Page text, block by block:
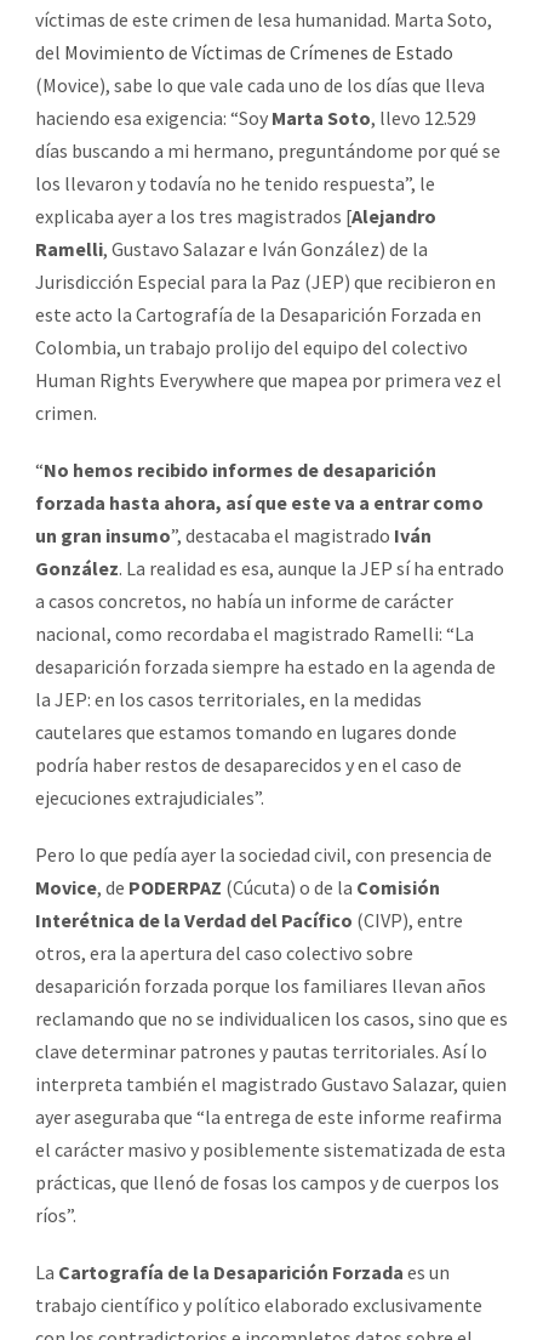
víctimas de este crimen de lesa humanidad. Marta Soto,
del Movimiento de Víctimas de Crímenes de Estado
(Movice), sabe lo que vale cada uno de los días que lleva
haciendo esa exigencia: “Soy Marta Soto, llevo 12.529
días buscando a mi hermano, preguntándome por qué se
los llevaron y todavía no he tenido respuesta”, le
explicaba ayer a los tres magistrados [Alejandro
Ramelli, Gustavo Salazar e Iván González) de la
Jurisdicción Especial para la Paz (JEP) que recibieron en
este acto la Cartografía de la Desaparición Forzada en
Colombia, un trabajo prolijo del equipo del colectivo
Human Rights Everywhere que mapea por primera vez el
crimen.
“No hemos recibido informes de desaparición
forzada hasta ahora, así que este va a entrar como
un gran insumo”, destacaba el magistrado Iván
González. La realidad es esa, aunque la JEP sí ha entrado
a casos concretos, no había un informe de carácter
nacional, como recordaba el magistrado Ramelli: “La
desaparición forzada siempre ha estado en la agenda de
la JEP: en los casos territoriales, en la medidas
cautelares que estamos tomando en lugares donde
podría haber restos de desaparecidos y en el caso de
ejecuciones extrajudiciales”.
Pero lo que pedía ayer la sociedad civil, con presencia de
Movice, de PODERPAZ (Cúcuta) o de la Comisión
Interétnica de la Verdad del Pacífico (CIVP), entre
otros, era la apertura del caso colectivo sobre
desaparición forzada porque los familiares llevan años
reclamando que no se individualicen los casos, sino que es
clave determinar patrones y pautas territoriales. Así lo
interpreta también el magistrado Gustavo Salazar, quien
ayer aseguraba que “la entrega de este informe reafirma
el carácter masivo y posiblemente sistematizada de esta
prácticas, que llenó de fosas los campos y de cuerpos los
ríos”.
La Cartografía de la Desaparición Forzada es un
trabajo científico y político elaborado exclusivamente